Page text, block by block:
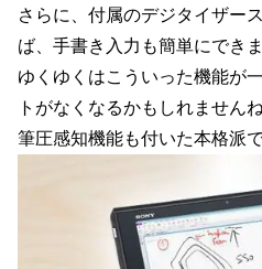
さらに、付属のデジタイザー
ば、手書き入力も簡単にできま
ゆくゆくはこういった機能が
トがなくなるかもしれませんね
筆圧感知機能も付いた本格派で